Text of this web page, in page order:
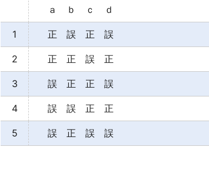
ａ ｂ ｃ ｄ
1 正 誤 正 誤
2 正 正 誤 正
3 誤 正 正 誤
4 誤 誤 正 正
5 誤 正 誤 誤